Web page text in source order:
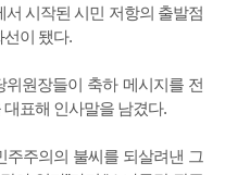
시작된 시민 저항의 출발점
이 됐다.
원장들이 축하 메시지를 전
표해 인사말을 남겼다.
주주의의 불씨를 되살려낸 그